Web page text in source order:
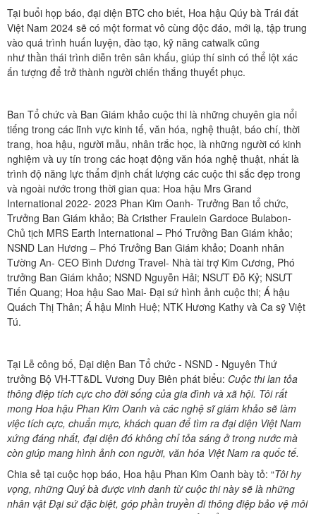
Tại buổi họp báo, đại diện BTC cho biết, Hoa hậu Qúy bà Trái đất
Việt Nam 2024 sẽ có một format vô cùng độc đáo, mới lạ, tập trung
vào quá trình huấn luyện, đào tạo, kỹ năng catwalk cũng
như thần thái trình diễn trên sân khấu, giúp thí sinh có thể lột xác
ấn tượng để trở thành người chiến thắng thuyết phục.
Ban Tổ chức và Ban Giám khảo cuộc thi là những chuyên gia nổi
tiếng trong các lĩnh vực kinh tế, văn hóa, nghệ thuật, báo chí, thời
trang, hoa hậu, người mẫu, nhân trắc học, là những người có kinh
nghiệm và uy tín trong các hoạt động văn hóa nghệ thuật, nhất là
trình độ năng lực thẩm định chất lượng các cuộc thi sắc đẹp trong
và ngoài nước trong thời gian qua: Hoa hậu Mrs Grand
International 2022- 2023 Phan Kim Oanh- Trưởng Ban tổ chức,
Trưởng Ban Giám khảo; Bà Cristher Fraulein Gardoce Bulabon-
Chủ tịch MRS Earth International – Phó Trưởng Ban Giám khảo;
NSND Lan Hương – Phó Trưởng Ban Giám khảo; Doanh nhân
Tường An- CEO Bình Dương Travel- Nhà tài trợ Kim Cương, Phó
trưởng Ban Giám khảo; NSND Nguyễn Hải; NSƯT Đỗ Kỷ; NSƯT
Tiến Quang; Hoa hậu Sao Mai- Đại sứ hình ảnh cuộc thi; Á hậu
Quách Thị Thân; Á hậu Minh Huệ; NTK Hương Kathy và Ca sỹ Việt
Tú.
Tại Lễ công bố, Đại diện Ban Tổ chức - NSND - Nguyên Thứ
trưởng Bộ VH-TT&DL Vương Duy Biên phát biểu: Cuộc thi lan tỏa
thông điệp tích cực cho đời sống của gia đình và xã hội. Tôi rất
mong Hoa hậu Phan Kim Oanh và các nghệ sĩ giám khảo sẽ làm
việc tích cực, chuẩn mực, khách quan để tìm ra đại diện Việt Nam
xứng đáng nhất, đại diện đó không chỉ tỏa sáng ở trong nước mà
còn giúp mang hình ảnh con người, văn hóa Việt Nam ra quốc tế.
Chia sẻ tại cuộc họp báo, Hoa hậu Phan Kim Oanh bày tỏ: “Tôi hy
vọng, những Quý bà được vinh danh từ cuộc thi này sẽ là những
nhân vật Đại sứ đặc biệt, góp phần truyền đi thông điệp bảo vệ môi